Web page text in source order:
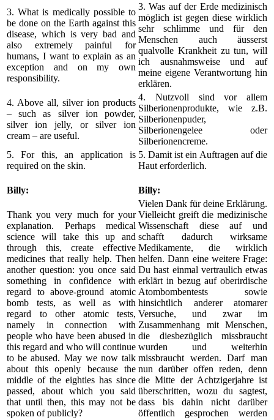
3. What is medically possible to
be done on the Earth against this
disease, which is very bad and
also extremely painful for
humans, I want to explain as an
exception and on my own
responsibility.
3. Was auf der Erde medizinisch
möglich ist gegen diese wirklich
sehr schlimme und für den
Menschen auch äusserst
qualvolle Krankheit zu tun, will
ich ausnahmsweise und auf
meine eigene Verantwortung hin
erklären.
4. Above all, silver ion products
– such as silver ion powder,
silver ion jelly, or silver ion
cream – are useful.
4. Nutzvoll sind vor allem
Silberionenprodukte, wie z.B.
Silberionenpuder,
Silberionengelee oder
Silberionencreme.
5. For this, an application is
required on the skin.
5. Damit ist ein Auftragen auf die
Haut erforderlich.
Billy: Billy:
Thank you very much for your
explanation. Perhaps medical
science will take this up and
through this, create effective
medicines that really help. Then
another question: you once said
something in confidence with
regard to above-ground atomic
bomb tests, as well as with
regard to other atomic tests,
namely in connection with
people who have been abused in
this regard and who will continue
to be abused. May we now talk
about this openly because the
middle of the eighties has since
passed, about which you said
that until then, this may not be
spoken of publicly?
Vielen Dank für deine Erklärung.
Vielleicht greift die medizinische
Wissenschaft diese auf und
schafft dadurch wirksame
Medikamente, die wirklich
helfen. Dann eine weitere Frage:
Du hast einmal vertraulich etwas
erklärt in bezug auf oberirdische
Atombombentests sowie
hinsichtlich anderer atomarer
Versuche, und zwar im
Zusammenhang mit Menschen,
die diesbezüglich missbraucht
wurden und weiterhin
missbraucht werden. Darf man
nun darüber offen reden, denn
die Mitte der Achtzigerjahre ist
überschritten, wozu du sagtest,
dass bis dahin nicht darüber
öffentlich gesprochen werden